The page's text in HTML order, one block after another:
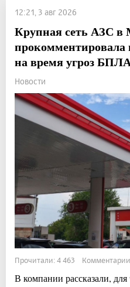
12:21, 3 авг 2026
Крупная сеть АЗС в
прокомментировала
на время угроз
Новости
Прочитали: 4 463
В компании рассказали, для